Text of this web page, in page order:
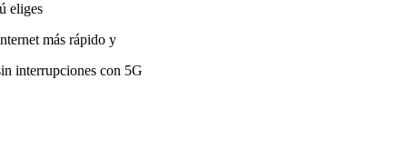
eliges
más rápido y
interrupciones con 5G